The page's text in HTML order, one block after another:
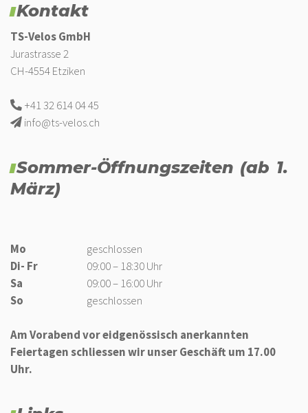
Kontakt
TS-Velos GmbH
Jurastrasse 2
CH-4554 Etziken
+41 32 614 04 45
info@ts-velos.ch
Sommer-Öffnungszeiten (ab 1.
März)
Mo
geschlossen
Di- Fr
09:00 – 18:30 Uhr
Sa
09:00 – 16:00 Uhr
So
geschlossen
Am Vorabend vor eidgenössisch anerkannten
Feiertagen schliessen wir unser Geschäft um 17.00
Uhr.